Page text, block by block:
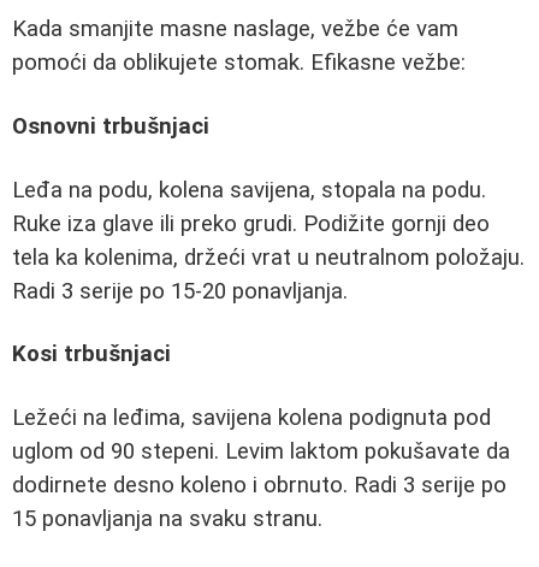
Kada smanjite masne naslage, vežbe će vam
pomoći da oblikujete stomak. Efikasne vežbe:
Osnovni trbušnjaci
Leđa na podu, kolena savijena, stopala na podu.
Ruke iza glave ili preko grudi. Podižite gornji deo
tela ka kolenima, držeći vrat u neutralnom položaju.
Radi 3 serije po 15-20 ponavljanja.
Kosi trbušnjaci
Ležeći na leđima, savijena kolena podignuta pod
uglom od 90 stepeni. Levim laktom pokušavate da
dodirnete desno koleno i obrnuto. Radi 3 serije po
15 ponavljanja na svaku stranu.